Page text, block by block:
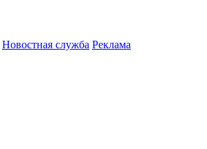
Новостная служба Реклама